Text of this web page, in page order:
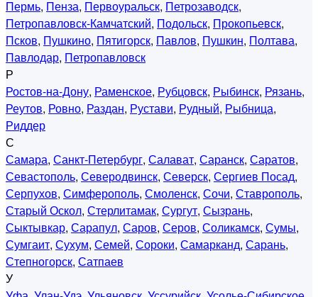
Пермь, Пенза, Первоуральск, Петрозаводск,
Петропавловск-Камчатский, Подольск, Прокопьевск,
Псков, Пушкино, Пятигорск, Павлов, Пушкин, Полтава,
Павлодар, Петропавловск
Р
Ростов-на-Дону, Раменское, Рубцовск, Рыбинск, Рязань,
Реутов, Ровно, Раздан, Рустави, Рудный, Рыбница,
Риддер
С
Самара, Санкт-Петербург, Салават, Саранск, Саратов,
Севастополь, Северодвинск, Северск, Сергиев Посад,
Серпухов, Симферополь, Смоленск, Сочи, Ставрополь,
Старый Оскол, Стерлитамак, Сургут, Сызрань,
Сыктывкар, Сарапул, Саров, Серов, Соликамск, Сумы,
Сумгаит, Сухум, Семей, Сороки, Самарканд, Сарань,
Степногорск, Сатпаев
У